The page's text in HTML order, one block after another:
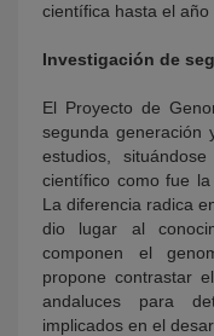
científica hasta el año
Investigación de
El Proyecto de
segunda generación
estudios,
científico como fue la
La diferencia radica
dio lugar al
componen el
propone contrastar
andaluces para
implicados en el